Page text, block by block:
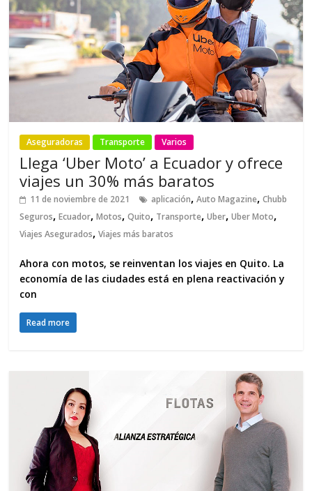
Aseguradoras Transporte Varios
Llega ‘Uber Moto’ a Ecuador y ofrece
viajes un 30% más baratos
11 de noviembre de 2021 aplicación,Auto Magazine,Chubb
Seguros,Ecuador,Motos,Quito, Transporte,Uber,Uber Moto,
Viajes Asegurados,Viajes más baratos
Ahora con motos, se reinventan los viajes en Quito. La
economía de las ciudades está en plena reactivación y
con
Read more